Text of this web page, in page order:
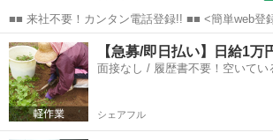
■■ 来社不要！カンタン電話登録!! ■■ <簡単web登
事紹介> で、来社なくお仕事探しが可能です♪ 基
電話で希望を伝えるだけでOK★ 営業、ラウンダー
あります♪ ご希...
愛媛 新居浜市 店長
【急募/即日払い】日給1万
面接なし / 履歴書不要！空いてい
シェアフル